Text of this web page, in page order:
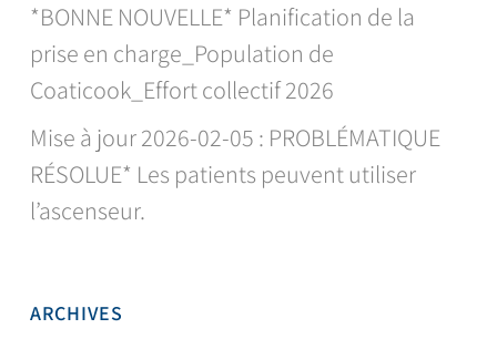
*BONNE NOUVELLE* Planification de la
prise en charge_Population de
Coaticook_Effort collectif 2026
Mise à jour 2026-02-05 : PROBLÉMATIQUE
RÉSOLUE* Les patients peuvent utiliser
l’ascenseur.
ARCHIVES